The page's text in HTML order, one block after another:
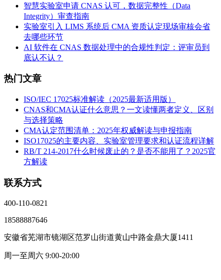
智慧实验室申请 CNAS 认可，数据完整性（Data
Integrity）审查指南
实验室引入 LIMS 系统后 CMA 资质认定现场审核会省
去哪些环节
AI 软件在 CNAS 数据处理中的合规性判定：评审员到
底认不认？
热门文章
ISO/IEC 17025标准解读（2025最新适用版）
CNAS和CMA认证什么意思？一文读懂两者定义、区别
与选择策略
CMA认定范围清单：2025年权威解读与申报指南
ISO17025的主要内容、实验室管理要求和认证流程详解
RB/T 214-2017什么时候废止的？是否不能用了？2025官
方解读
联系方式
400-110-0821
18588887646
安徽省芜湖市镜湖区范罗山街道黄山中路金鼎大厦1411
周一至周六 9:00-20:00